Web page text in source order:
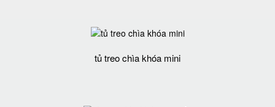
tủ treo chìa khóa mini